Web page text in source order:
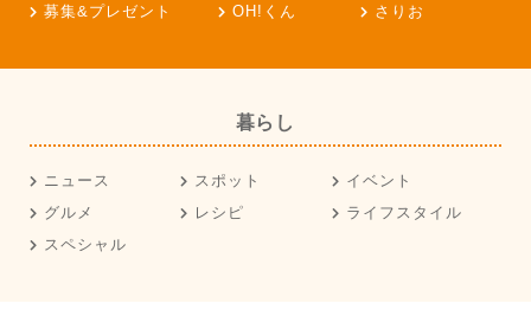
募集&プレゼント
OH!くん さりお
暮らし
ニュース スポット
イベント
グルメ
レシピ
ライフスタイル
スペシャル